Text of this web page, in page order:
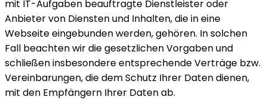
mit IT-Aufgaben beauftragte Dienstleister oder
Anbieter von Diensten und Inhalten, die in eine
Webseite eingebunden werden, gehören. In solchen
Fall beachten wir die gesetzlichen Vorgaben und
schließen insbesondere entsprechende Verträge bzw.
Vereinbarungen, die dem Schutz Ihrer Daten dienen,
mit den Empfängern Ihrer Daten ab.